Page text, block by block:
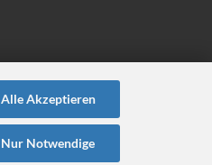
Alle Akzeptieren
Nur Notwendige